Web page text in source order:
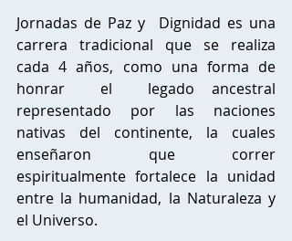
Jornadas de Paz y  Dignidad es una
carrera tradicional que se realiza
cada 4 años, como una forma de
honrar  el  legado ancestral
representado por las naciones
nativas del continente, la cuales
enseñaron que correr
espiritualmente fortalece la unidad
entre la humanidad, la Naturaleza y
el Universo.